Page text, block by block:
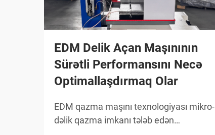
EDM Delik Açan Maşınının
Sürətli Performansını Necə
Optimallaşdırmaq Olar
EDM qazma maşını texnologiyası mikro-
dəlik qazma imkanı tələb edən